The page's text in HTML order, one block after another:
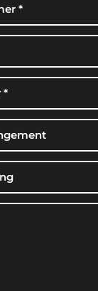
gennem
og hurtig